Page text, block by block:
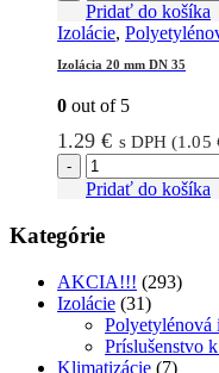
Pridať do košíka
Izolácie,
Izolácia 20 mm DN 35
0 out of 5
1.29€ s DPH (1.05
-
Pridať do košíka
Kategórie
AKCIA!!! (293)
Izolácie (31)
Polyetylénová
Príslušenstvo
Klimatizácie (7)